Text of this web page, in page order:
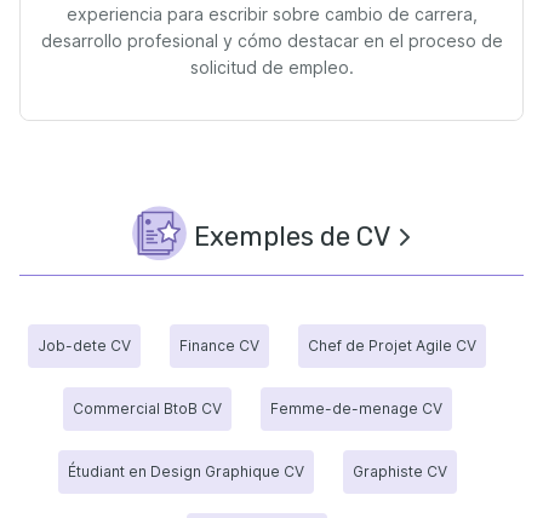
experiencia para escribir sobre cambio de carrera,
desarrollo profesional y cómo destacar en el proceso de
solicitud de empleo.
Exemples de CV
Job-dete CV Finance CV Chef de Projet Agile CV
Commercial BtoB CV Femme-de-menage CV
Étudiant en Design Graphique CV Graphiste CV